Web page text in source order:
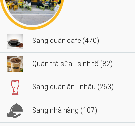
Sang quán cafe (470)
Quán trà sữa - sinh tố (82)
Sang quán ăn - nhậu (263)
Sang nhà hàng (107)